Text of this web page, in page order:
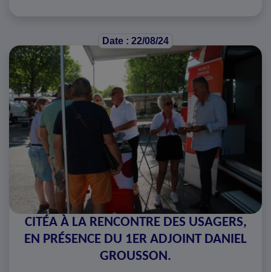
Date : 22/08/24
CITÉA À LA RENCONTRE DES USAGERS,
EN PRÉSENCE DU 1ER ADJOINT DANIEL
GROUSSON.